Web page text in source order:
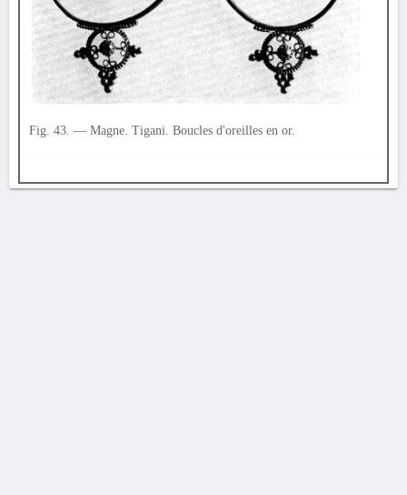
Fig. 43. — Magne. Tigani. Boucles d'oreilles en or.